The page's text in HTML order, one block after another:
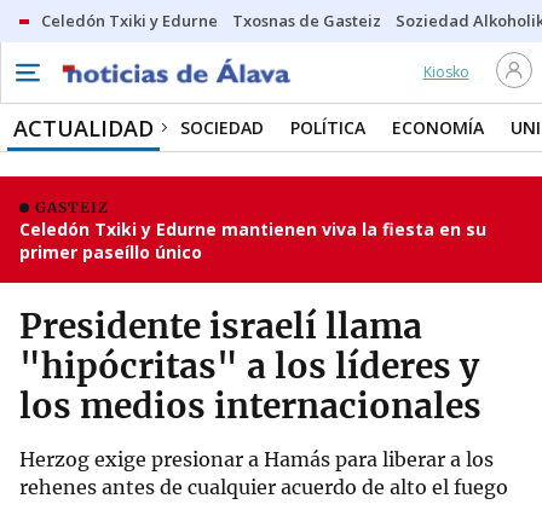
Celedón Txiki y Edurne Txosnas de Gasteiz Soziedad
Kiosko
ACTUALIDAD SOCIEDAD POLÍTICA ECONOMÍA
GASTEIZ
Celedón Txiki y Edurne mantienen viva la fiesta en su
primer paseíllo único
Presidente israelí llama
"hipócritas" a los líderes y
los medios internacionales
Herzog exige presionar a Hamás para liberar a los
rehenes antes de cualquier acuerdo de alto el fuego